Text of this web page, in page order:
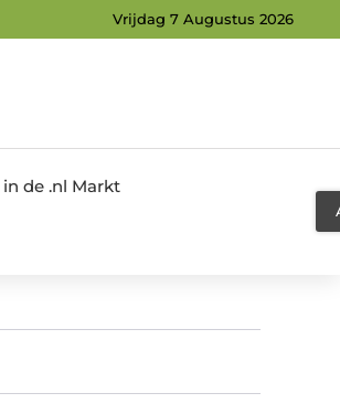
Vrijdag 7 Augustus 2026
de .nl Markt